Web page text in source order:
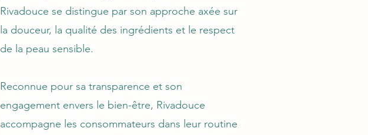
Rivadouce se distingue par son approche axée sur
la douceur, la qualité des ingrédients et le respect
de la peau sensible.
Reconnue pour sa transparence et son
engagement envers le bien-être, Rivadouce
accompagne les consommateurs dans leur routine